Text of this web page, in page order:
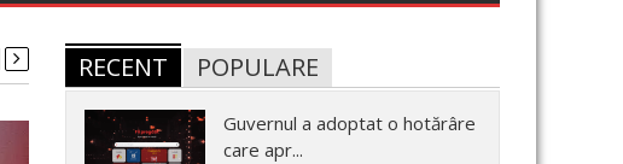
RECENT POPULARE
Guvernul a adoptat o hotărâre
care apr...